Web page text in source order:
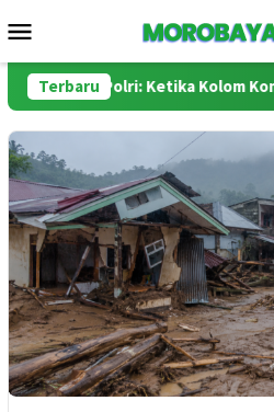
ke
Mobile
Terbaru
dan Polri: Ketika Kolom Komentar